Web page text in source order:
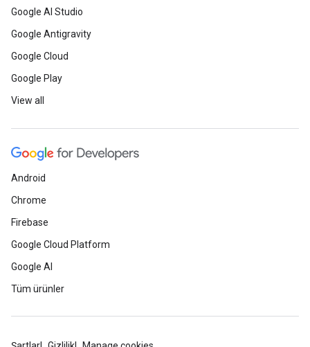
Google AI Studio
Google Antigravity
Google Cloud
Google Play
View all
Android
Chrome
Firebase
Google Cloud Platform
Google AI
Tüm ürünler